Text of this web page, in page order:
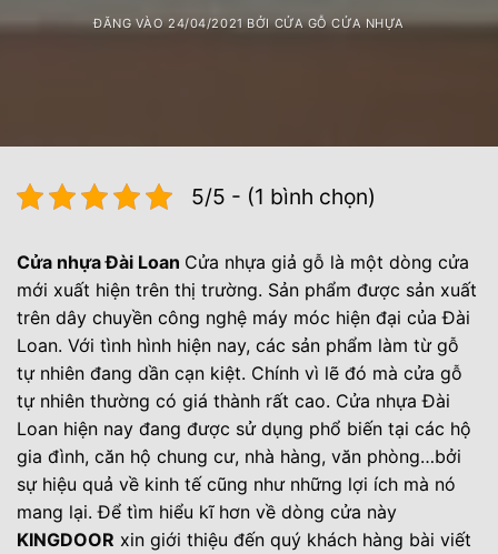
ĐĂNG VÀO24/04/2021 BỞICỬA GỖ CỬA NHỰA
5/5 - (1 bình chọn)
Cửa nhựa Đài Loan Cửa nhựa giả gỗ là một dòng cửa
mới xuất hiện trên thị trường. Sản phẩm được sản xuất
trên dây chuyền công nghệ máy móc hiện đại của Đài
Loan. Với tình hình hiện nay, các sản phẩm làm từ gỗ
tự nhiên đang dần cạn kiệt. Chính vì lẽ đó mà cửa gỗ
tự nhiên thường có giá thành rất cao. Cửa nhựa Đài
Loan hiện nay đang được sử dụng phổ biến tại các hộ
gia đình, căn hộ chung cư, nhà hàng, văn phòng…bởi
sự hiệu quả về kinh tế cũng như những lợi ích mà nó
mang lại. Để tìm hiểu kĩ hơn về dòng cửa này
KINGDOOR xin giới thiệu đến quý khách hàng bài viết